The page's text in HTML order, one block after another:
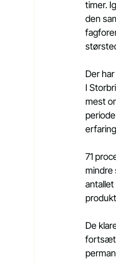
timer.
den
Der
I
mest
71
De